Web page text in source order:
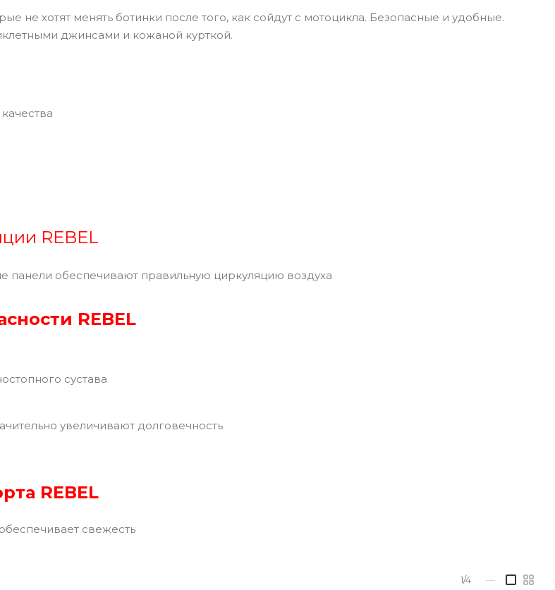
не хотят менять ботинки после того, как сойдут с мотоцикла. Безопасные и удобные.
джинсами и кожаной курткой.
REBEL
обеспечивают правильную циркуляцию воздуха
REBEL
сустава
увеличивают долговечность
REBEL
свежесть
1/4 —